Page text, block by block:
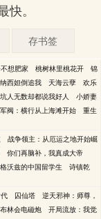
。
存书签
想肥家 桃树林里桃花开
锦
西妲倒追我 天海云孽
欢乐
人无数却都说我好人
小娇妻
阀：横行从上海滩开始
重生
战争领主：从厄运之地开始崛
你们再脑补，我真成大帝
沃兹的中国留学生
诗镇乾
囚仙塔
逆天邪神：师尊，
林会电磁炮
开局流放：我觉